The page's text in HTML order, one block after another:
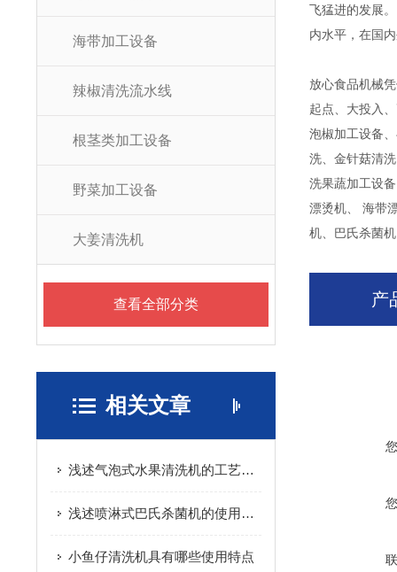
海带加工设备
辣椒清洗流水线
根茎类加工设备
野菜加工设备
大姜清洗机
查看全部分类
相关文章
浅述气泡式水果清洗机的工艺流程
浅述喷淋式巴氏杀菌机的使用操作方法及注意事项
小鱼仔清洗机具有哪些使用特点
飞猛进的发展
内水平，在国
放心食品机械
起点、大投入
泡椒加工设备
洗、金针菇清
洗果蔬加工设
漂烫机、 海带
机、巴氏杀菌
产